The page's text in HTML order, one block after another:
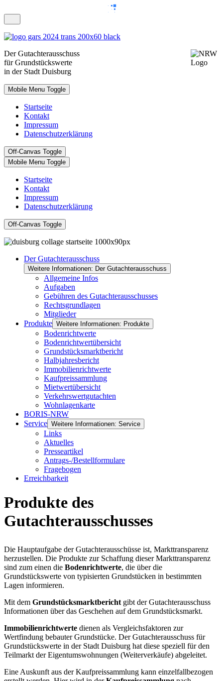
DerGutachterausschuss
für Grundstückswerte
in der Stadt Duisburg
Mobile Menu Toggle
Startseite
Kontakt
Impressum
Datenschutzerklärung
Off-Canvas Toggle
Mobile Menu Toggle
Startseite
Kontakt
Impressum
Datenschutzerklärung
Off-Canvas Toggle
Der Gutachterausschuss
Weitere Informationen: Der Gutachterausschuss
Allgemeine Infos
Aufgaben
Gebühren des Gutachterausschusses
Rechtsgrundlagen
Mitglieder
Produkte Weitere Informationen: Produkte
Bodenrichtwerte
Bodenrichtwertübersicht
Grundstücksmarktbericht
Halbjahresbericht
Immobilienrichtwerte
Kaufpreissammlung
Mietwertübersicht
Verkehrswertgutachten
Wohnlagenkarte
BORIS-NRW
Service Weitere Informationen: Service
Links
Aktuelles
Presseartikel
Antrags-/Bestellformulare
Fragebogen
Erreichbarkeit
Produkte des
Gutachterausschusses
Die Hauptaufgabe der Gutachterausschüsse ist, Markttransparenz
herzustellen. Die Produkte zur Schaffung dieser Markttransparenz
sind zum einen die Bodenrichtwerte, die über die
Grundstückswerte von typisierten Grundstücken in bestimmten
Lagen informieren.
Mit dem Grundstücksmarktberichtgibt der Gutachterausschuss
Informationen über das Geschehen auf dem Grundstücksmarkt.
Immobilienrichtwerte dienen als Vergleichsfaktoren zur
Wertfindung bebauter Grundstücke. Der Gutachterausschuss für
Grundstückswerte in der Stadt Duisburg hat diese speziell für den
Teilmarkt der Eigentumswohnungen (Weiterverkäufe) abgeleitet.
Eine Auskunft aus der Kaufpreissammlung kann einzelfallbezogen